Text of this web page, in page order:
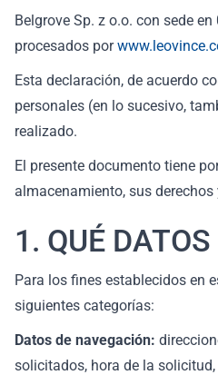
Belgrove Sp. z o.o. con sede
procesados por
Esta declaración, de acuerdo
personales (en lo sucesivo,
realizado.
El presente documento tiene
almacenamiento, sus
1. QUÉ
Para los fines establecidos en
siguientes categorías:
Datos de navegación:
solicitados, hora de la